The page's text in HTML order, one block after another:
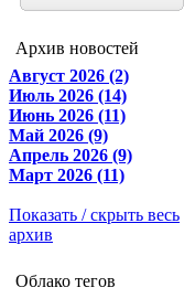
Архив новостей
Август 2026 (2)
Июль 2026 (14)
Июнь 2026 (11)
Май 2026 (9)
Апрель 2026 (9)
Март 2026 (11)
Показать / скрыть весь
архив
Облако тегов